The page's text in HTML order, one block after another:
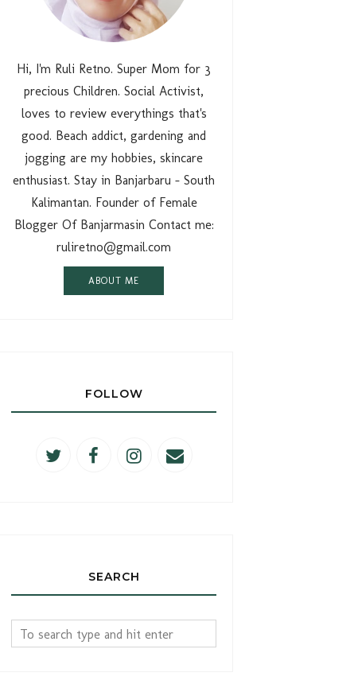
Hi, I'm Ruli Retno. Super Mom for 3
precious Children. Social Activist,
loves to review everythings that's
good. Beach addict, gardening and
jogging are my hobbies, skincare
enthusiast. Stay in Banjarbaru - South
Kalimantan. Founder of Female
Blogger Of Banjarmasin Contact me:
ruliretno@gmail.com
ABOUT ME
FOLLOW
SEARCH